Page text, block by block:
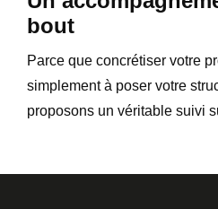
bout
Parce que concrétiser votre
simplement à poser votre
proposons un véritable suivi